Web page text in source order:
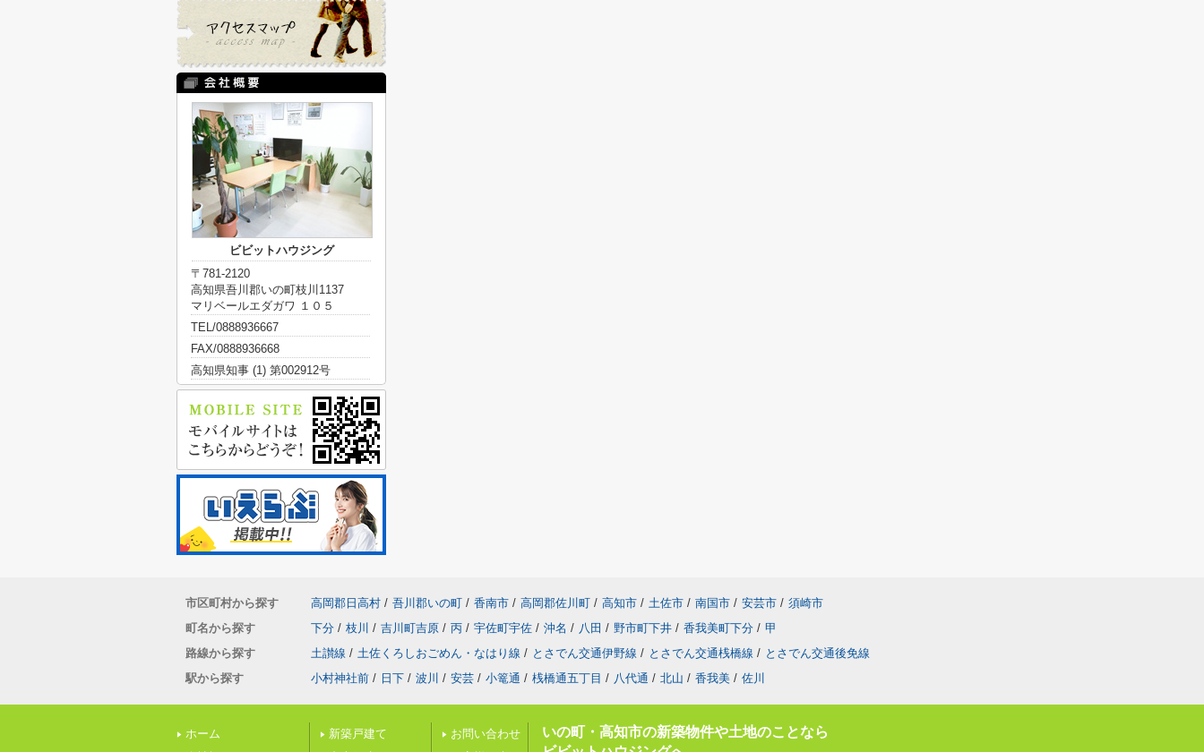
ビビットハウジング
〒781-2120
高知県吾川郡いの町枝川1137
マリベールエダガワ １０５
TEL/0888936667
FAX/0888936668
高知県知事 (1) 第002912号
市区町村から探す 高岡郡日高村 / 吾川郡いの町 / 香南市 / 高岡郡佐川町 / 高知市 / 土佐市 / 南国市 / 安芸市 / 須崎市
町名から探す
下分 / 枝川 / 吉川町吉原 / 丙 / 宇佐町宇佐 / 沖名 / 八田 / 野市町下井 / 香我美町下分 / 甲
路線から探す
土讃線 / 土佐くろしおごめん・なはり線 / とさでん交通伊野線 / とさでん交通桟橋線 / とさでん交通後免線
駅から探す
小村神社前 / 日下 / 波川 / 安芸 / 小篭通 / 桟橋通五丁目 / 八代通 / 北山 / 香我美 / 佐川
ホーム
新築戸建て
お問い合わせ
いの町・高知市の新築物件や土地のことなら